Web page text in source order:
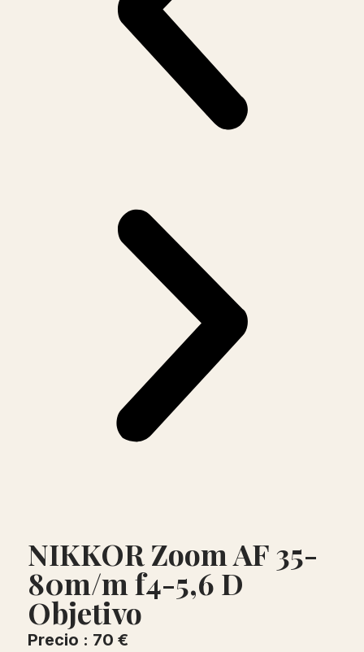
NIKKOR Zoom AF 35-
80m/m f4-5,6 D
Objetivo
Precio : 70 €